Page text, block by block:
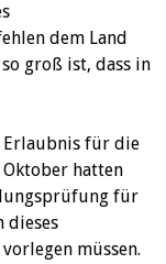
dem Land
groß ist, dass in
Erlaubnis für die
hatten
für
dieses
müssen.